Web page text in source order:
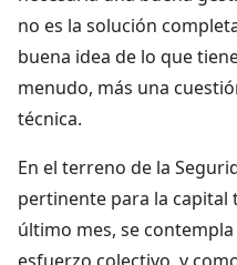
no es la solución
buena idea de lo que
menudo, más una
técnica.
En el terreno de la
pertinente para la capital
último mes, se